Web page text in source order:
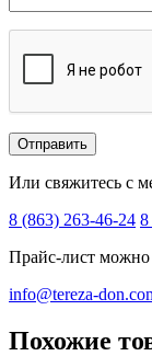
Или свяжитесь с
8 (863) 263-46-24 8
Прайс-лист можно
info@tereza-
Похожие